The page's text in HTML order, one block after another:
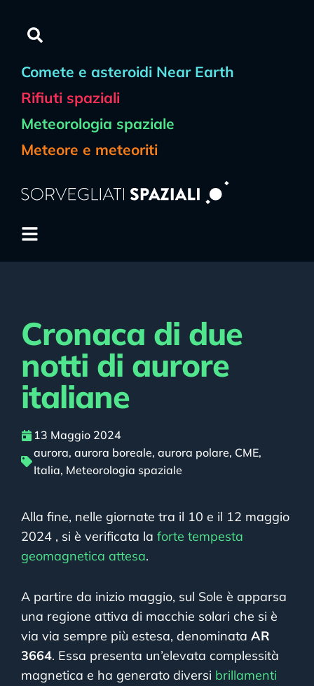
Comete e asteroidi Near Earth
Rifiuti spaziali
Meteorologia spaziale
Meteore e meteoriti
Cronaca di due
notti di aurore
italiane
13 Maggio 2024
aurora, aurora boreale, aurora polare, CME,
Italia, Meteorologia spaziale
Alla fine, nelle giornate tra il 10 e il 12 maggio
2024 , si è verificata la forte tempesta
geomagnetica attesa.
A partire da inizio maggio, sul Sole è apparsa
una regione attiva di macchie solari che si è
via via sempre più estesa, denominata AR
3664. Essa presenta un’elevata complessità
magnetica e ha generato diversi brillamenti